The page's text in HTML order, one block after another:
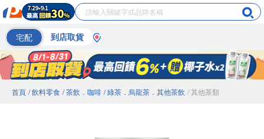
宅配 到店取貨
首頁 / 飲料零食 / 茶飲．咖啡 / 綠茶．烏龍茶．其他茶飲 / 其他茶類